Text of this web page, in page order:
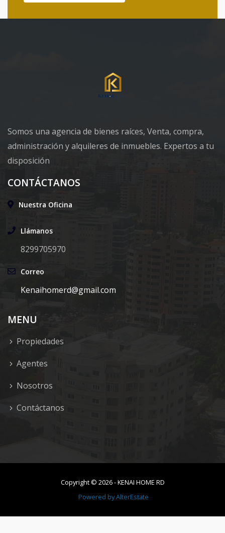
Somos una agencia de bienes raíces, Venta, compra,
administración y alquileres de inmuebles. Expertos a tu
disposición
CONTÁCTANOS
Nuestra Oficina
Llámanos
8299705970
Correo
Kenaihomerd@gmail.com
MENU
Propiedades
Agentes
Nosotros
Contáctanos
Copyright © 2026-KENAI HOME RD
Powered byAlterEstate